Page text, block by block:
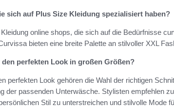
sich auf Plus Size Kleidung spezialisiert haben?
online shops, die sich auf die Bedürfnisse
bieten eine breite Palette an stilvoller XXL
perfekten Look in großen Größen?
perfekten Look gehören die Wahl der richtigen
der passenden Unterwäsche. Stylisten empfehlen
Stil zu unterstreichen und stilvolle Mode